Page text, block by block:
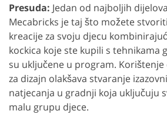
Presuda: Jedan od najboljih
Mecabricks je taj što možete
kreacije za svoju djecu
kockica koje ste kupili s tehnikama
su uključene u program. Korištenje
za dizajn olakšava stvaranje
natjecanja u gradnji koja uključuju
malu grupu djece.